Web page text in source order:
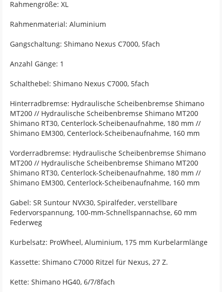
Rahmengröße: XL
Rahmenmaterial: Aluminium
Gangschaltung: Shimano Nexus C7000, 5fach
Anzahl Gänge: 1
Schalthebel: Shimano Nexus C7000, 5fach
Hinterradbremse: Hydraulische Scheibenbremse Shimano
MT200 // Hydraulische Scheibenbremse Shimano MT200
Shimano RT30, Centerlock-Scheibenaufnahme, 180 mm //
Shimano EM300, Centerlock-Scheibenaufnahme, 160 mm
Vorderradbremse: Hydraulische Scheibenbremse Shimano
MT200 // Hydraulische Scheibenbremse Shimano MT200
Shimano RT30, Centerlock-Scheibenaufnahme, 180 mm //
Shimano EM300, Centerlock-Scheibenaufnahme, 160 mm
Gabel: SR Suntour NVX30, Spiralfeder, verstellbare
Federvorspannung, 100-mm-Schnellspannachse, 60 mm
Federweg
Kurbelsatz: ProWheel, Aluminium, 175 mm Kurbelarmlänge
Kassette: Shimano C7000 Ritzel für Nexus, 27 Z.
Kette: Shimano HG40, 6/7/8fach